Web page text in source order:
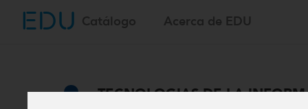
EDU
Saltar
contenido
Catálogo Acerca de EDU
TECNOLOGIAS DE LA